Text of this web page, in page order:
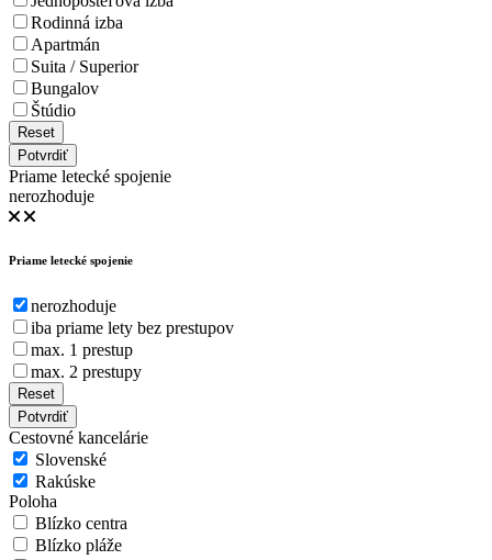
Rodinná izba
Apartmán
Suita / Superior
Bungalov
Štúdio
Reset
Potvrdiť
Priame letecké spojenie
nerozhoduje
Priame letecké spojenie
nerozhoduje
iba priame lety bez prestupov
max. 1 prestup
max. 2 prestupy
Reset
Potvrdiť
Cestovné kancelárie
Slovenské
Rakúske
Poloha
Blízko centra
Blízko pláže